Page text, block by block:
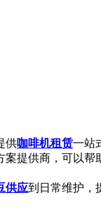
供咖啡机租赁一站
提供商，可以
供应到日常维护，